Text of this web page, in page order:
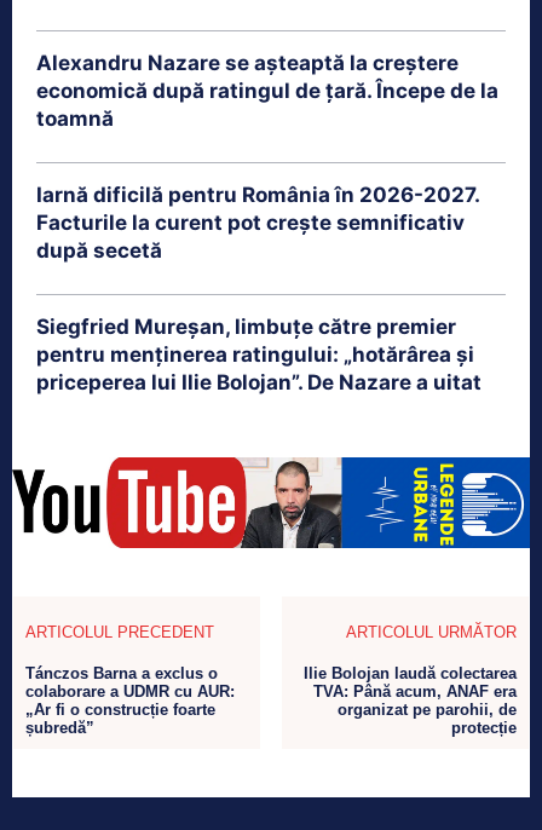
Alexandru Nazare se așteaptă la creștere
economică după ratingul de țară. Începe de la
toamnă
Iarnă dificilă pentru România în 2026-2027.
Facturile la curent pot crește semnificativ
după secetă
Siegfried Mureșan, limbuțe către premier
pentru menținerea ratingului: „hotărârea și
priceperea lui Ilie Bolojan”. De Nazare a uitat
ARTICOLUL PRECEDENT
Tánczos Barna a exclus o
colaborare a UDMR cu AUR:
„Ar fi o construcție foarte
șubredă”
ARTICOLUL URMĂTOR
Ilie Bolojan laudă colectarea
TVA: Până acum, ANAF era
organizat pe parohii, de
protecție